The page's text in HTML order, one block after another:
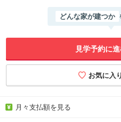
どんな家が建つか
見学予約に
月々支払額を見る